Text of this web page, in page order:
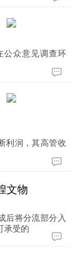
公众意见调查环
利润，其高管收
文物
后将分流部分入
承受的